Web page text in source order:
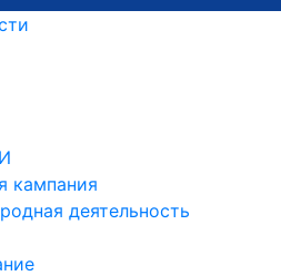
кампания
деятельность